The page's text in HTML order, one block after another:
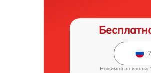
Нажимая на кнопку